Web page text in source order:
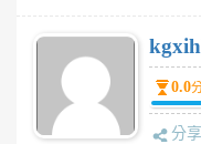
0.0
分享